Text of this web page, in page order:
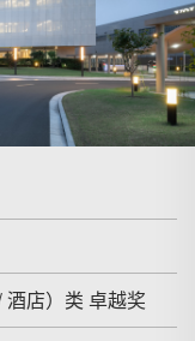
酒店）类 卓越奖